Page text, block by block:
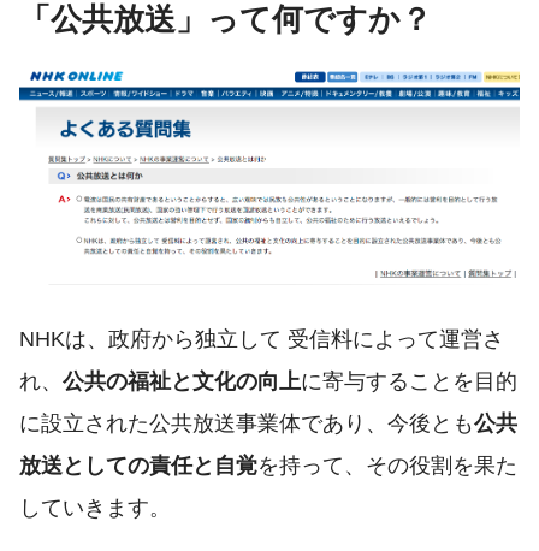
「公共放送」って何ですか？
NHKは、政府から独立して 受信料によって運営さ
れ、 公共の福祉と文化の向上に寄与することを目的
に設立された公共放送事業体であり、今後とも公共
放送としての責任と自覚を持って、その役割を果た
していきます。